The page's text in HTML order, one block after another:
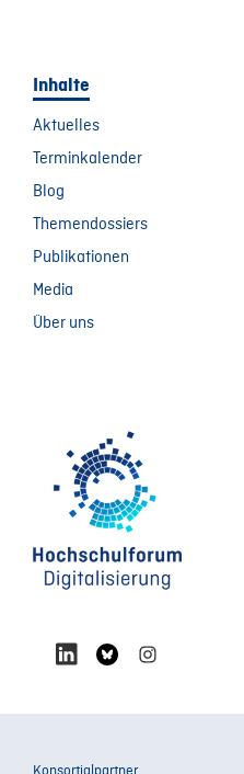
Inhalte
Aktuelles
Terminkalender
Blog
Themendossiers
Publikationen
Media
Über uns